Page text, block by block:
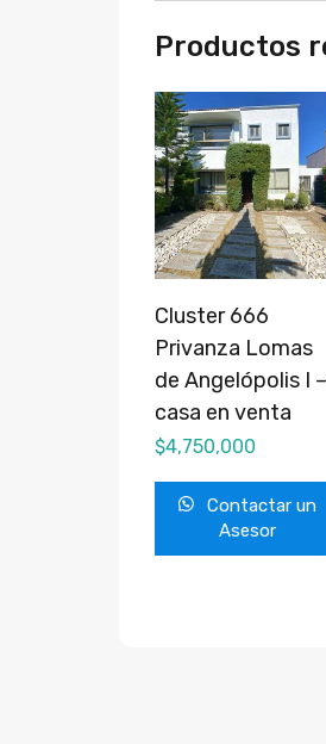
Productos
Cluster 666
Privanza Lomas
de Angelópolis I –
casa en venta
$4,750,000
Contactar un
Asesor